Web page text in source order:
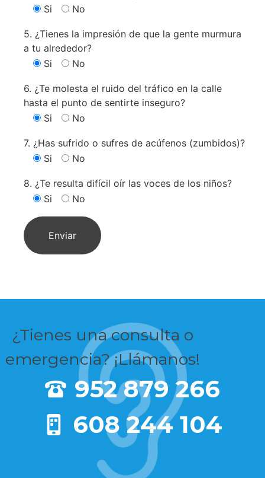
Si
No
5. ¿Tienes la impresión de que la gente murmura
a tu alrededor?
Si
No
6. ¿Te molesta el ruido del tráfico en la calle
hasta el punto de sentirte inseguro?
Si
No
7. ¿Has sufrido o sufres de acúfenos (zumbidos)?
Si
No
8. ¿Te resulta difícil oír las voces de los niños?
Si
No
¿Tienes una consulta o
emergencia? ¡Llámanos!
952 879 266
608 244 104